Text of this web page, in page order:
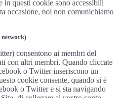
in questi cookie sono accessibili
occasione, noi non comunichiamo
network)
consentono ai membri del
con altri membri. Quando cliccate
o Twitter inseriscono un
cookie consente, quando si è
o Twitter e si sta navigando